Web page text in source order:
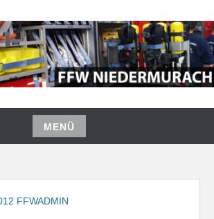
FEUERWEHR
MENÜ
FFWADMIN